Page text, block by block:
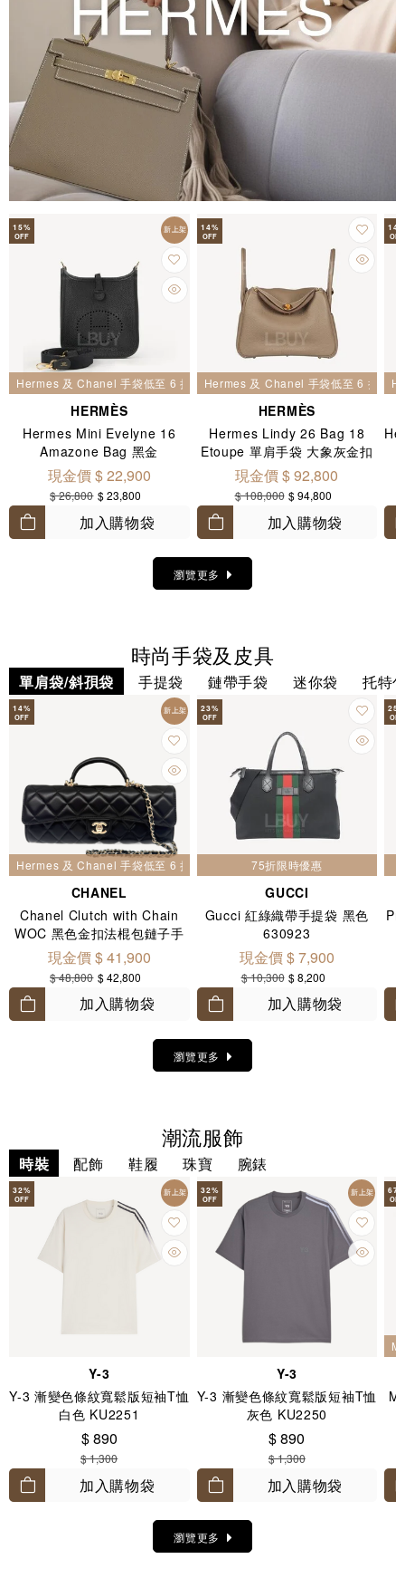
15%
OFF
新上架
Hermes 及 Chanel 手袋低至 6 折
HERMÈS
Hermes Mini Evelyne 16
Amazone Bag 黑金
現金價 $ 22,900
$ 26,800 $ 23,800
加入購物袋
14%
OFF
Hermes 及 Chanel 手袋低至 6 折
HERMÈS
Hermes Lindy 26 Bag 18
Etoupe 單肩手袋 大象灰金扣
現金價 $ 92,800
$ 108,000 $ 94,800
加入購物袋
14
OFF
瀏覽更多
時尚手袋及皮具
單肩袋/斜孭袋 手提袋 鏈帶手袋 迷你袋 托特
14%
OFF
新上架
Hermes 及 Chanel 手袋低至 6 折
CHANEL
Chanel Clutch with Chain
WOC 黑色金扣法棍包鏈子手
拿包 AP5280
現金價 $ 41,900
$ 48,800 $ 42,800
加入購物袋
23%
OFF
75折限時優惠
GUCCI
Gucci 紅綠織帶手提袋 黑色
630923
現金價 $ 7,900
$ 10,300 $ 8,200
加入購物袋
25
OFF
瀏覽更多
潮流服飾
時裝 配飾 鞋履 珠寶 腕錶
32%
OFF
新上架
Y-3
Y-3 漸變色條紋寬鬆版短袖T恤
白色 KU2251
$ 890
$ 1,300
加入購物袋
32%
OFF
新上架
Y-3
Y-3 漸變色條紋寬鬆版短袖T恤
灰色 KU2250
$ 890
$ 1,300
加入購物袋
67
OFF
瀏覽更多